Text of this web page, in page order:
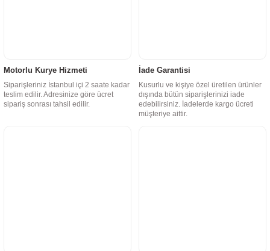
Motorlu Kurye Hizmeti
Siparişleriniz İstanbul içi 2 saate kadar
teslim edilir. Adresinize göre ücret
sipariş sonrası tahsil edilir.
İade Garantisi
Kusurlu ve kişiye özel üretilen ürünler
dışında bütün siparişlerinizi iade
edebilirsiniz. İadelerde kargo ücreti
müşteriye aittir.